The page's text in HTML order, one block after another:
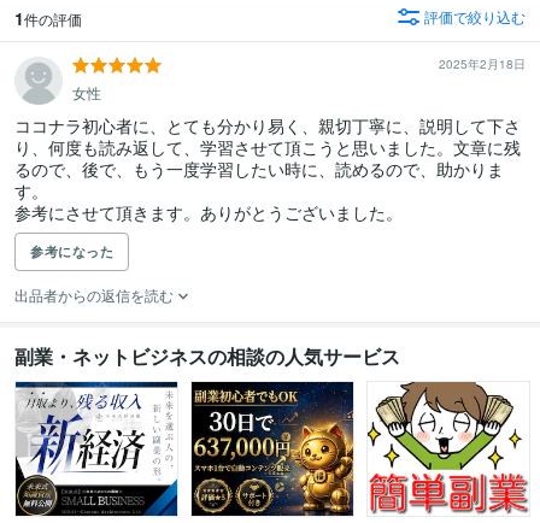
1件の評価 評価で絞り込む
2025年2月18日
女性
ココナラ初心者に、とても分かり易く、親切丁寧に、説明して下さ
り、何度も読み返して、学習させて頂こうと思いました。文章に残
るので、後で、もう一度学習したい時に、読めるので、助かりま
す。
参考にさせて頂きます。ありがとうございました。
参考になった
出品者からの返信を読む
副業・ネットビジネスの相談の人気サービス